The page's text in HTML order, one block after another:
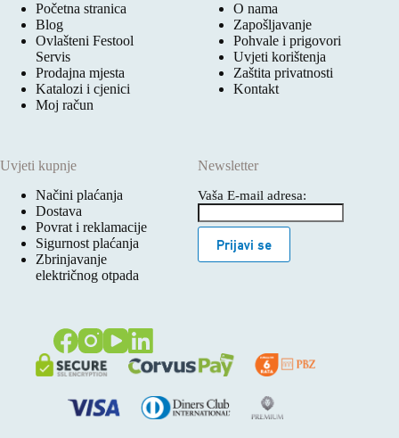
Početna stranica
Blog
Ovlašteni Festool
Servis
Prodajna mjesta
Katalozi i cjenici
Moj račun
O nama
Zapošljavanje
Pohvale i prigovori
Uvjeti korištenja
Zaštita privatnosti
Kontakt
Uvjeti kupnje
Načini plaćanja
Dostava
Povrat i reklamacije
Sigurnost plaćanja
Zbrinjavanje
električnog otpada
Newsletter
Vaša E-mail adresa:
Prijavi se